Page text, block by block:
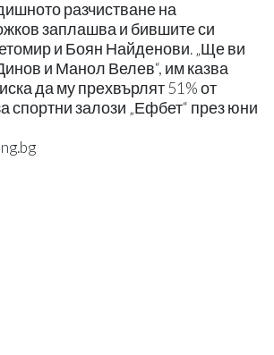
разчистване на
заплашва и бившите си
и Боян Найденови. „Ще ви
и Манол Велев“, им казва
да му прехвърлят 51% от
спортни залози „Ефбет“ през юни